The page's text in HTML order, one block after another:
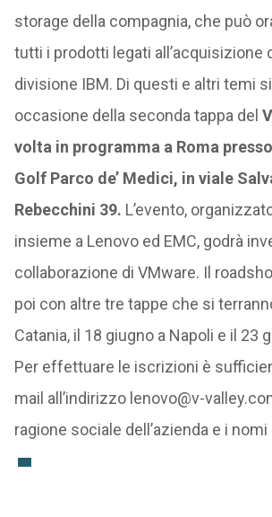
storage della compagnia, che può
tutti i prodotti legati all’acquisizione
divisione IBM. Di questi e altri temi
occasione della seconda tappa del
volta in programma a Roma
Golf Parco de’ Medici, in viale
Rebecchini 39. L’evento,
insieme a Lenovo ed EMC, godrà
collaborazione di VMware. Il
poi con altre tre tappe che si
Catania, il 18 giugno a Napoli e il 23
Per effettuare le iscrizioni è
mail all’indirizzo lenovo@v-
ragione sociale dell’azienda e i